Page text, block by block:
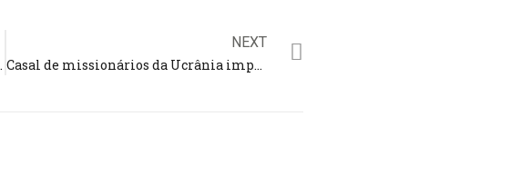
das redes sociais
NEXT
Casal de missionários da Ucrânia implantam igreja no Brasil para alcançar compatriotas